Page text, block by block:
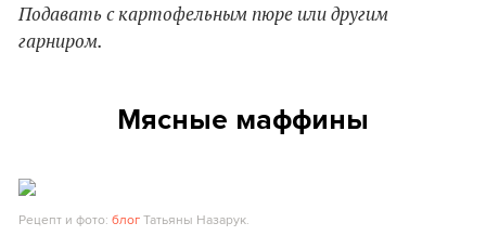
Подавать с картофельным пюре или другим
гарниром.
Мясные маффины
Рецепт и фото: блогТатьяны Назарук.